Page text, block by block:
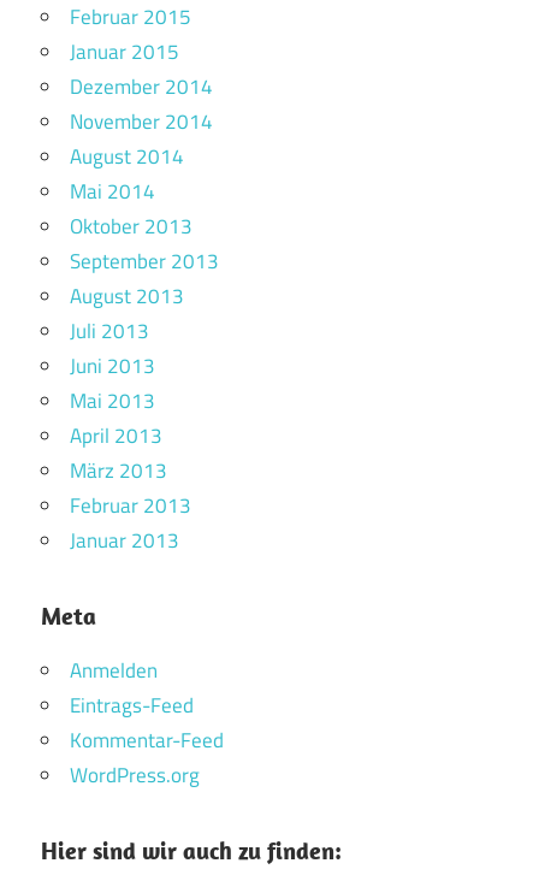
Februar 2015
Januar 2015
Dezember 2014
November 2014
August 2014
Mai 2014
Oktober 2013
September 2013
August 2013
Juli 2013
Juni 2013
Mai 2013
April 2013
März 2013
Februar 2013
Januar 2013
Meta
Anmelden
Eintrags-Feed
Kommentar-Feed
WordPress.org
Hier sind wir auch zu finden: